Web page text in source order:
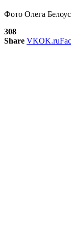
Фото Олега
308
Share VKOK.ru